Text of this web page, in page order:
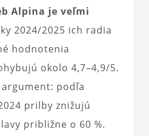
Alpina je veľmi
2024/2025 ich radia
hodnotenia
okolo 4,7–4,9/5.
podľa
prilby znižujú
približne o 60 %.